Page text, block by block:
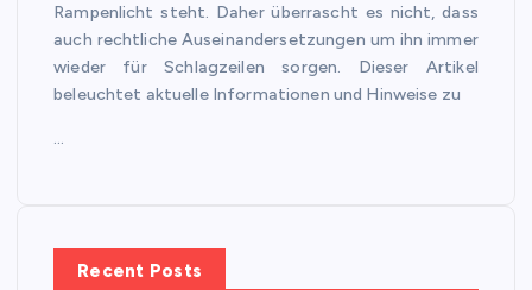
Rampenlicht steht. Daher überrascht es nicht, dass
auch rechtliche Auseinandersetzungen um ihn immer
wieder für Schlagzeilen sorgen. Dieser Artikel
beleuchtet aktuelle Informationen und Hinweise zu
…
Recent Posts